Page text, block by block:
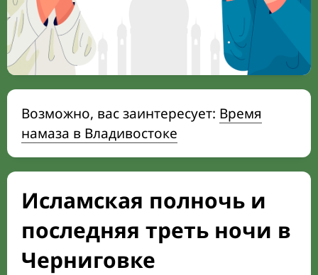
Возможно, вас заинтересует: Время
намаза в Владивостоке
Исламская полночь и
последняя треть ночи в
Черниговке